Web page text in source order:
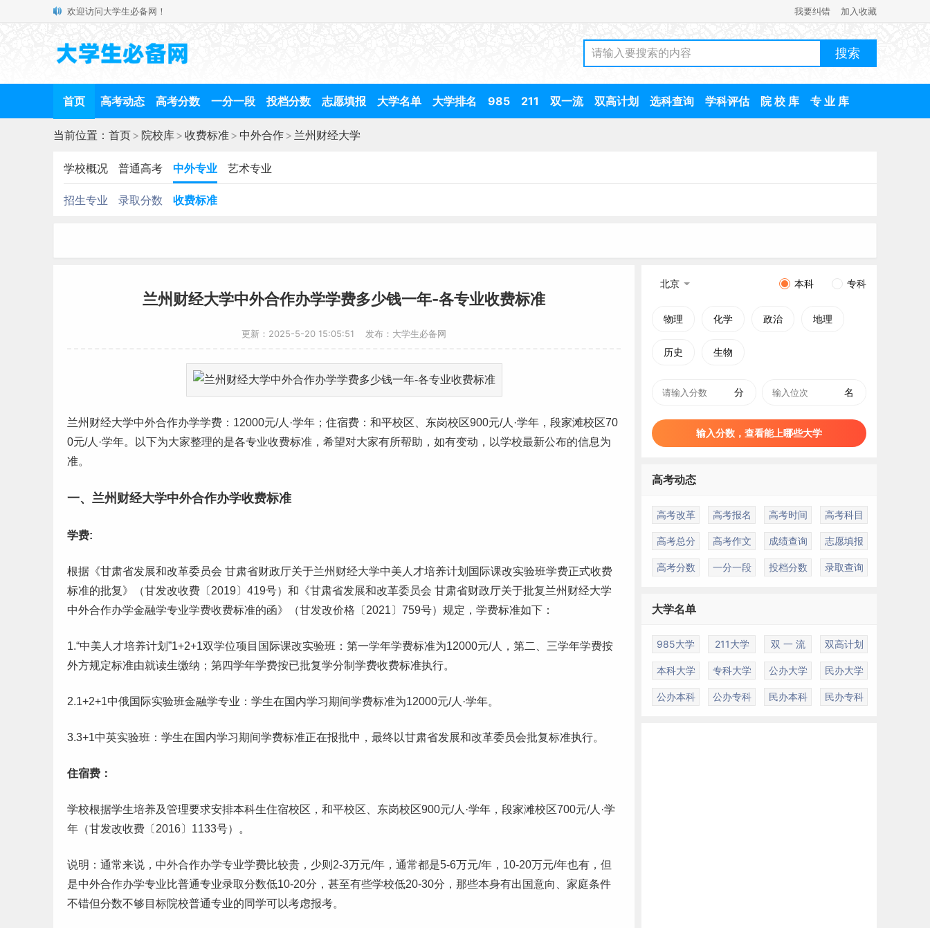
欢迎访问大学生必备网！ 我要纠错 加入收藏
首页 高考动态 高考分数 一分一段 投档分数 志愿填报 大学名单 大学排名 985 211 双一流 双高计划 选科查询 学科评估 院 校 库 专 业 库
当前位置： 首页> 院校库> 收费标准> 中外合作> 兰州财经大学
学校概况 普通高考 中外专业 艺术专业
招生专业 录取分数 收费标准
兰州财经大学中外合作办学学费多少钱一年-各专业收费标准
更新：2025-5-20 15:05:51 发布：大学生必备网
兰州 财经大学中外合作办学学费 ：12000元/人·学年；住宿费：和平校区、东岗校区900元/人·学年，段家滩校区70
0元/人·学年。以下为大家整理的是各专业收费标准 ，希望对大家有所帮助，如有变动，以学校最新公布的信息为
准。
一、兰州财经大学中外合作办学收费标准
学费:
根据《甘肃省发展和改革委员会 甘肃省财政厅关于兰州财经大学中美人才培养计划国际课改实验班学费正式收费
标准的批复》（甘发改收费〔2019〕419号）和《甘肃省发展和改革委员会 甘肃省财政厅关于批复兰州财经大学
中外合作办学金融学专业学费收费标准的函》（甘发改价格〔2021〕759号）规定，学费标准如下：
1.“中美人才培养计划”1+2+1双学位项目国际课改实验班：第一学年学费标准为12000元/人，第二、三学年学费按
外方规定标准由就读生缴纳；第四学年学费按已批复学分制学费收费标准执行。
2.1+2+1中俄国际实验班金融学专业：学生在国内学习期间学费标准为12000元/人·学年。
3.3+1中英实验班：学生在国内学习期间学费标准正在报批中，最终以甘肃省发展和改革委员会批复标准执行。
住宿费：
学校根据学生培养及管理要求安排本科生住宿校区，和平校区、东岗校区900元/人·学年，段家滩校区700元/人·学
年（甘发改收费〔2016〕1133号）。
说明：通常来说，中外合作办学专业学费比较贵，少则2-3万元/年，通常都是5-6万元/年，10-20万元/年也有，但
是中外合作办学专业比普通专业录取分数低10-20分，甚至有些学校低20-30分，那些本身有出国意向、家庭条件
不错但分数不够目标院校普通专业的同学可以考虑报考。
北京 本科 专科
物理 化学 政治 地理
历史 生物
分 名
输入分数，查看能上哪些大学
高考动态
高考改革 高考报名 高考时间 高考科目
高考总分 高考作文 成绩查询 志愿填报
高考分数 一分一段 投档分数 录取查询
大学名单
985大学 211大学 双 一 流 双高计划
本科大学 专科大学 公办大学 民办大学
公办本科 公办专科 民办本科 民办专科